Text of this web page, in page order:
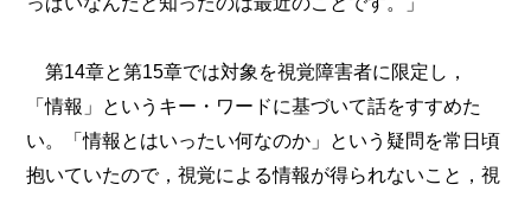
第14章と第15章では対象を視覚障害者に限定し，
「情報」というキー・ワードに基づいて話をすすめた
い。「情報とはいったい何なのか」という疑問を常日頃
抱いていたので，視覚による情報が得られないこと，視